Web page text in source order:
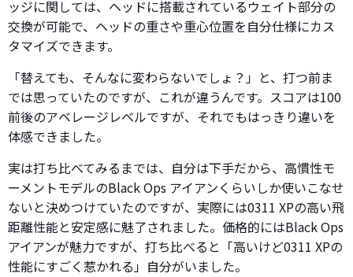
ッジに関しては、ヘッドに搭載されているウェイト部分の
交換が可能で、ヘッドの重さや重心位置を自分仕様にカス
タマイズできます。
「替えても、そんなに変わらないでしょ？」と、打つ前ま
では思っていたのですが、これが違うんです。スコアは100
前後のアベレージレベルですが、それでもはっきり違いを
体感できました。
実は打ち比べてみるまでは、自分は下手だから、高慣性モ
ーメントモデルのBlack Ops アイアンくらいしか使いこなせ
ないと決めつけていたのですが、実際には0311 XPの高い飛
距離性能と安定感に魅了されました。価格的にはBlack Ops
アイアンが魅力ですが、打ち比べると「高いけど0311 XPの
性能にすごく惹かれる」自分がいました。